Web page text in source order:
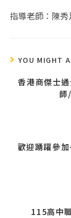
指導老師：陳
YOU MIGHT
香港商傑士
師
歡迎踴躍參
115高中